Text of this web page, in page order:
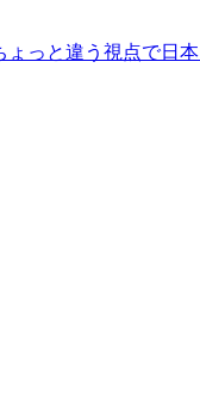
っと違う視点で日